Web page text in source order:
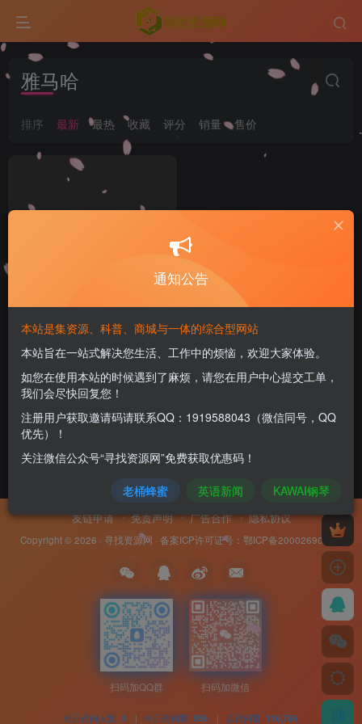
雅马哈
排序 最新 最热 收藏 评分 销量 售价
光原木色W系列顶配旗舰款
欧洲古典风格高端实木钢琴
￥38700
￥1.00 指乎乐器
友链申请 免责声明 广告合作 隐私协议
Copyright © 2026 · 寻找资源网 · 备案ICP许可证号： 鄂ICP备20002690号-8
扫码加QQ群 扫码加微信
今日访问人数 3 | 今日访问量 956 | 总访问量 116,786
通知公告
本站是集资源、科普、商城与一体的综合型网站
本站旨在一站式解决您生活、工作中的烦恼，欢迎大家体验。
如您在使用本站的时候遇到了麻烦，请您在用户中心提交工单，
我们会尽快回复您！
注册用户获取邀请码请联系QQ：1919588043（微信同号，QQ
优先）！
关注微信公众号“寻找资源网”免费获取优惠码！
老桶蜂蜜 英语新闻 KAWAI钢琴